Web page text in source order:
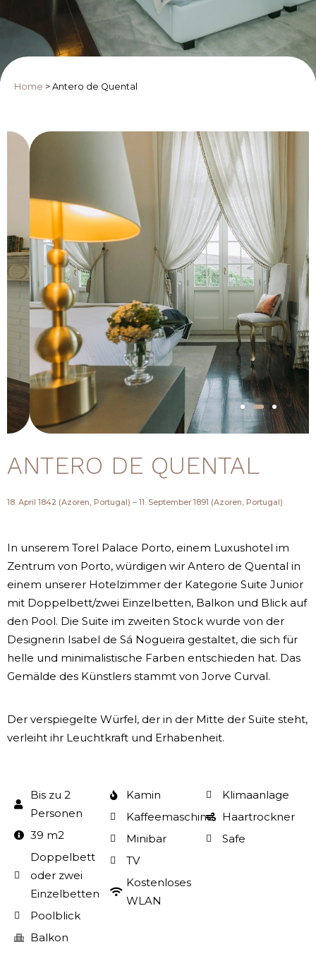
Home > Antero de Quental
ANTERO DE QUENTAL
18. April 1842 (Azoren, Portugal) – 11. September 1891 (Azoren, Portugal)
In unserem Torel Palace Porto, einem Luxushotel im
Zentrum von Porto, würdigen wir Antero de Quental in
einem unserer Hotelzimmer der Kategorie Suite Junior
mit Doppelbett/zwei Einzelbetten, Balkon und Blick auf
den Pool. Die Suite im zweiten Stock wurde von der
Designerin Isabel de Sá Nogueira gestaltet, die sich für
helle und minimalistische Farben entschieden hat. Das
Gemälde des Künstlers stammt von Jorve Curval.
Der verspiegelte Würfel, der in der Mitte der Suite steht,
verleiht ihr Leuchtkraft und Erhabenheit.
Bis zu 2
Personen
39 m2
Doppelbett
oder zwei
Einzelbetten
Poolblick
Balkon
Kamin
Kaffeemaschine
Minibar
TV
Kostenloses
WLAN
Klimaanlage
Haartrockner
Safe